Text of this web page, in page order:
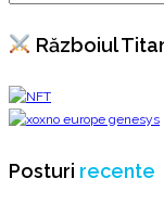
Războiul
Posturi recente